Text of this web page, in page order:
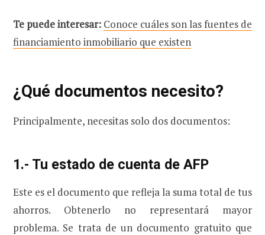
Te puede interesar: Conoce cuáles son las fuentes de
financiamiento inmobiliario que existen
¿Qué documentos necesito?
Principalmente, necesitas solo dos documentos:
1.- Tu estado de cuenta de AFP
Este es el documento que refleja la suma total de tus
ahorros. Obtenerlo no representará mayor
problema. Se trata de un documento gratuito que